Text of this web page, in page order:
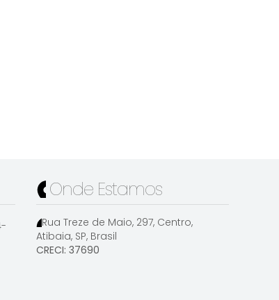
Onde Estamos
Rua Treze de Maio, 297, Centro,
Atibaia, SP, Brasil
CRECI: 37690